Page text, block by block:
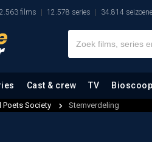
films 12.578 series 34.814
Cast & crew TV Bioscoop
Poets Society Stemverdeling